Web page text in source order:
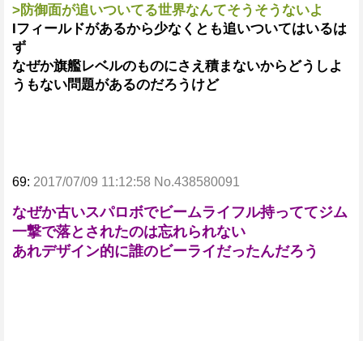
>防御面が追いついてる世界なんてそうそうないよ
Iフィールドがあるから少なくとも追いついてはいるは
ず
なぜか旗艦レベルのものにさえ積まないからどうしよ
うもない問題があるのだろうけど
69: 2017/07/09 11:12:58 No.438580091
なぜか古いスパロボでビームライフル持っててジム
一撃で落とされたのは忘れられない
あれデザイン的に誰のビーライだったんだろう